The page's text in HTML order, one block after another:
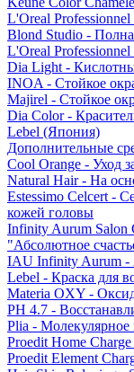
L'Oreal
Blond Studio -
L'Oreal
Dia Light -
INOA - Стойкое
Majirel - Стойкое
Dia Color -
Lebel (Япония)
Дополнительные
Cool Orange - Уход
Natural Hair - На
Estessimo Celcert -
кожей головы
Infinity Aurum Salon
"Абсолютное
IAU Infinity Aurum -
Lebel - Краска для
Materia OXY -
PH 4.7 -
Plia - Молекулярное
Proedit Home
Proedit Element